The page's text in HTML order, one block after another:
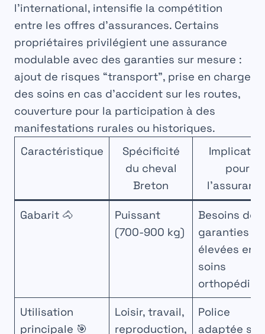
l’international, intensifie la compétition
entre les offres d’assurances. Certains
propriétaires privilégient une assurance
modulable avec des garanties sur mesure :
ajout de risques “transport”, prise en charge
des soins en cas d’accident sur les routes,
couverture pour la participation à des
manifestations rurales ou historiques.
Caractéristique
Spécificité
du cheval
Breton
pour
Gabarit 🐴
Puissant
(700-900 kg)
Besoins de
garanties
élevées en
soins
Utilisation
principale 🎯
Loisir, travail,
reproduction,
Police
adaptée